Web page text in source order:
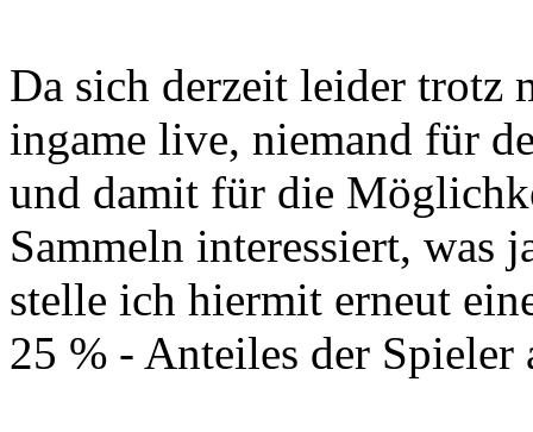
Da sich derzeit leider trotz
ingame live, niemand für
und damit für die
Sammeln interessiert, was
stelle ich hiermit erneut
25 % - Anteiles der Spieler